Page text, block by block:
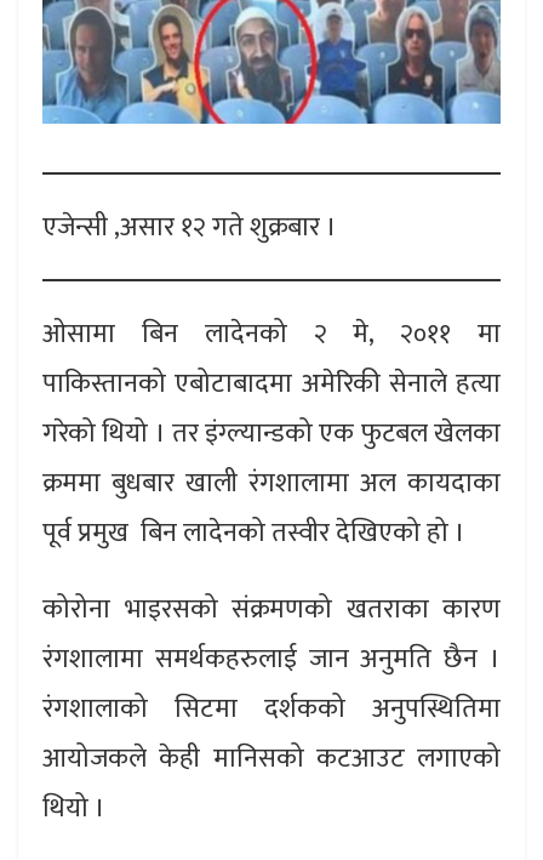
एजेन्सी ,असार १२ गते शुक्रबार ।
ओसामा बिन लादेनको २ मे, २०११ मा
पाकिस्तानको एबोटाबादमा अमेरिकी सेनाले हत्या
गरेको थियो । तर इंग्ल्यान्डको एक फुटबल खेलका
क्रममा बुधबार खाली रंगशालामा अल कायदाका
पूर्व प्रमुख बिन लादेनको तस्वीर देखिएको हो ।
कोरोना भाइरसको संक्रमणको खतराका कारण
रंगशालामा समर्थकहरुलाई जान अनुमति छैन ।
रंगशालाको सिटमा दर्शकको अनुपस्थितिमा
आयोजकले केही मानिसको कटआउट लगाएको
थियो ।